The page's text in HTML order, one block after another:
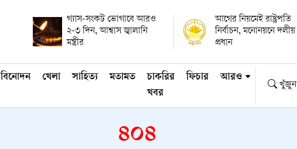
গ্যাস-সংকট ভোগাবে আরও
২-৩ দিন, আশ্বাস জ্বালানি
মন্ত্রীর
আগের নিয়মেই রাষ্ট্রপতি
নির্বাচন, মনোনয়নে দলীয়
প্রধান
বিনোদন খেলা সাহিত্য মতামত
চাকরির
খবর
ফিচার আরও
খুঁজুন
৪০৪